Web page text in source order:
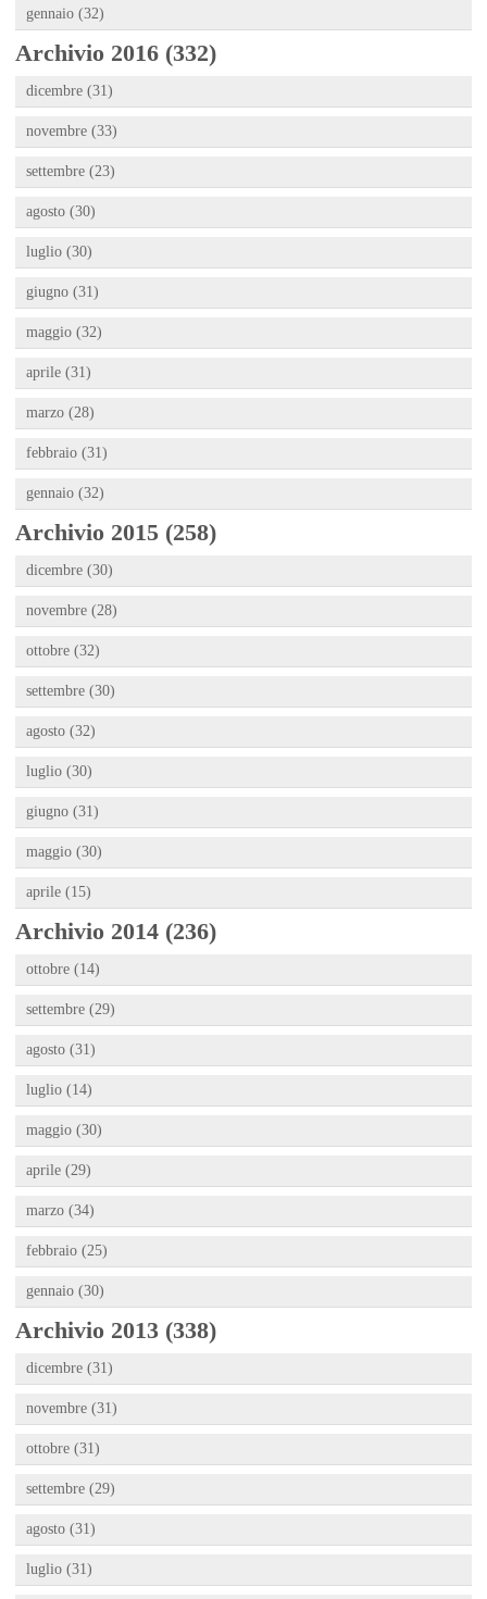
gennaio (32)
Archivio 2016 (332)
dicembre (31)
novembre (33)
settembre (23)
agosto (30)
luglio (30)
giugno (31)
maggio (32)
aprile (31)
marzo (28)
febbraio (31)
gennaio (32)
Archivio 2015 (258)
dicembre (30)
novembre (28)
ottobre (32)
settembre (30)
agosto (32)
luglio (30)
giugno (31)
maggio (30)
aprile (15)
Archivio 2014 (236)
ottobre (14)
settembre (29)
agosto (31)
luglio (14)
maggio (30)
aprile (29)
marzo (34)
febbraio (25)
gennaio (30)
Archivio 2013 (338)
dicembre (31)
novembre (31)
ottobre (31)
settembre (29)
agosto (31)
luglio (31)